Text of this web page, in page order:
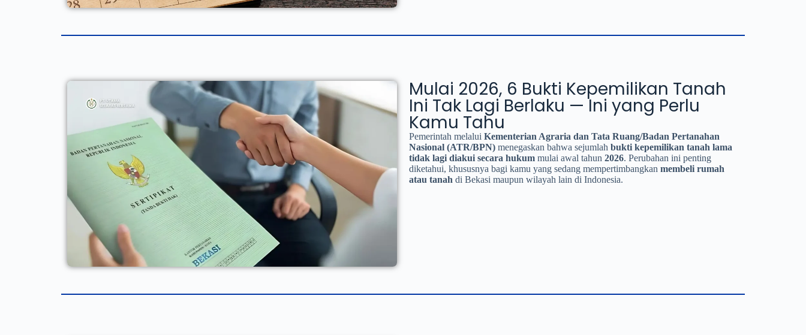
Mulai 2026, 6 Bukti Kepemilikan Tanah
Ini Tak Lagi Berlaku — Ini yang Perlu
Kamu Tahu
Pemerintah melalui Kementerian Agraria dan Tata Ruang/Badan Pertanahan
Nasional (ATR/BPN) menegaskan bahwa sejumlah bukti kepemilikan tanah lama
tidak lagi diakui secara hukum mulai awal tahun 2026. Perubahan ini penting
diketahui, khususnya bagi kamu yang sedang mempertimbangkan membeli rumah
atau tanah di Bekasi maupun wilayah lain di Indonesia.